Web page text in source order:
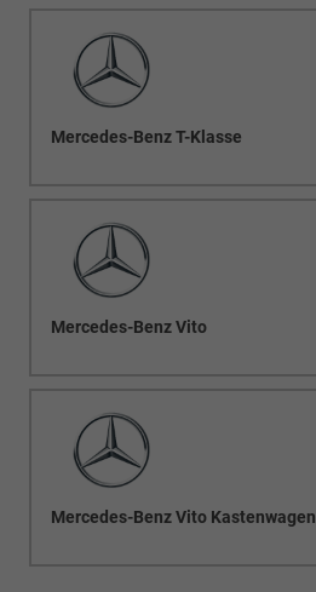
Mercedes-Benz T-Klasse
Mercedes-Benz Vito
Mercedes-Benz Vito Kastenwagen